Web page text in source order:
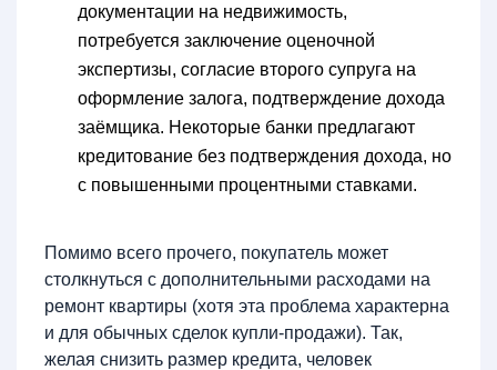
документации на недвижимость,
потребуется заключение оценочной
экспертизы, согласие второго супруга на
оформление залога, подтверждение дохода
заёмщика. Некоторые банки предлагают
кредитование без подтверждения дохода, но
с повышенными процентными ставками.
Помимо всего прочего, покупатель может
столкнуться с дополнительными расходами на
ремонт квартиры (хотя эта проблема характерна
и для обычных сделок купли-продажи). Так,
желая снизить размер кредита, человек